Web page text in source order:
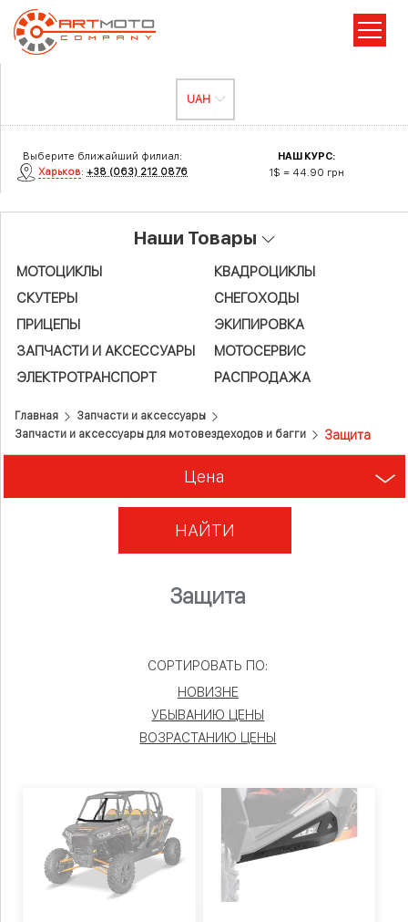
Выберите ближайший филиал:
Харьков:+38 (063) 212 0876
НАШ КУРС:
1$ = 44.90 грн
Наши Товары
МОТОЦИКЛЫ
КВАДРОЦИКЛЫ
СКУТЕРЫ
СНЕГОХОДЫ
ПРИЦЕПЫ
ЭКИПИРОВКА
ЗАПЧАСТИ И АКСЕСCУАРЫ
МОТОСЕРВИС
ЭЛЕКТРОТРАНСПОРТ
РАСПРОДАЖА
Главная
Запчасти и аксесcуары
Запчасти и аксессуары для мотовездеходов и багги
Защита
Цена
НАЙТИ
Защита
СОРТИРОВАТЬ ПО:
НОВИЗНЕ
УБЫВАНИЮ ЦЕНЫ
ВОЗРАСТАНИЮ ЦЕНЫ